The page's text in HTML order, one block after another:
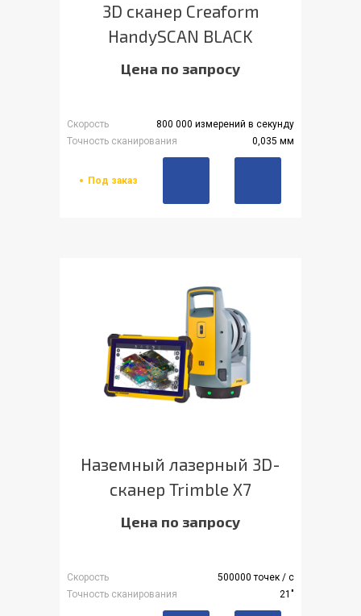
3D сканер Creaform
HandySCAN BLACK
Цена по запросу
Скорость
800 000 измерений в секунду
Точность сканирования
0,035 мм
Под заказ
Наземный лазерный 3D-
сканер Trimble X7
Цена по запросу
Скорость
500000 точек / с
Точность сканирования
21"